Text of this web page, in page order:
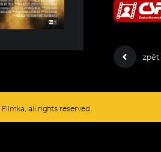
zpět
Filmka, all rights reserved.